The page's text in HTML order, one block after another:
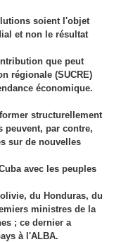
soient l'objet
et non le résultat
que peut
régionale (SUCRE)
économique.
structurellement
peuvent, par contre,
sur de nouvelles
avec les peuples
du Honduras, du
ministres de la
; ce dernier a
à l'ALBA.